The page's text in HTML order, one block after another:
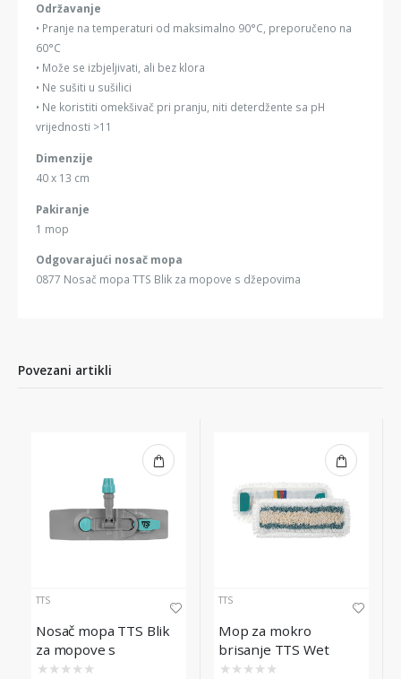
Održavanje
• Pranje na temperaturi od maksimalno 90°C, preporučeno na
60°C
• Može se izbjeljivati, ali bez klora
• Ne sušiti u sušilici
• Ne koristiti omekšivač pri pranju, niti deterdžente sa pH
vrijednosti >11
Dimenzije
40 x 13 cm
Pakiranje
1 mop
Odgovarajući nosač mopa
0877 Nosač mopa TTS Blik za mopove s džepovima
Povezani artikli
TTS
Nosač mopa TTS Blik
za mopove s
džepovima, 40 cm
★ ★ ★ ★ ★
TTS
Mop za mokro
brisanje TTS Wet
System, 40cm
★ ★ ★ ★ ★